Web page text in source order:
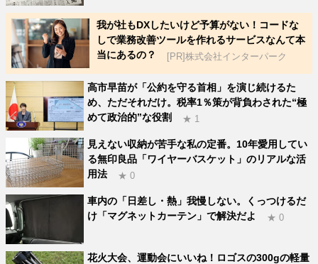
我が社もDXしたいけど予算がない！コードな
しで業務改善ツールを作れるサービスなんて本
当にあるの？
[PR]株式会社インターパーク
高市早苗が「公約を守る首相」を演じ続けるた
め、ただそれだけ。税率1％策が背負わされた“極
めて政治的”な役割
★ 1
見えない収納が苦手な私の定番。10年愛用してい
る無印良品「ワイヤーバスケット」のリアルな活
用法
★ 0
車内の「日差し・熱」我慢しない。くっつけるだ
け「マグネットカーテン」で解決だよ
★ 0
花火大会、運動会にいいね！ロゴスの300gの軽量